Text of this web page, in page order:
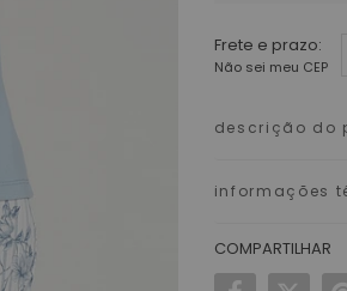
Frete e prazo:
Não sei meu CEP
descrição do
informações
COMPARTILHAR